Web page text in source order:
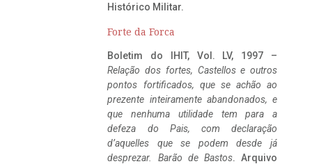
Histórico Militar.
Forte da Forca
Boletim do IHIT, Vol. LV, 1997 –
Relação dos fortes, Castellos e outros
pontos fortificados, que se achão ao
prezente inteiramente abandonados, e
que nenhuma utilidade tem para a
defeza do Pais, com declaração
d’aquelles que se podem desde já
desprezar. Barão de Bastos. Arquivo